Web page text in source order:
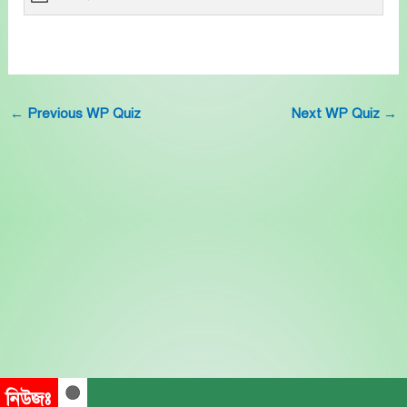
← Previous WP Quiz Next WP Quiz →
নিউজঃ